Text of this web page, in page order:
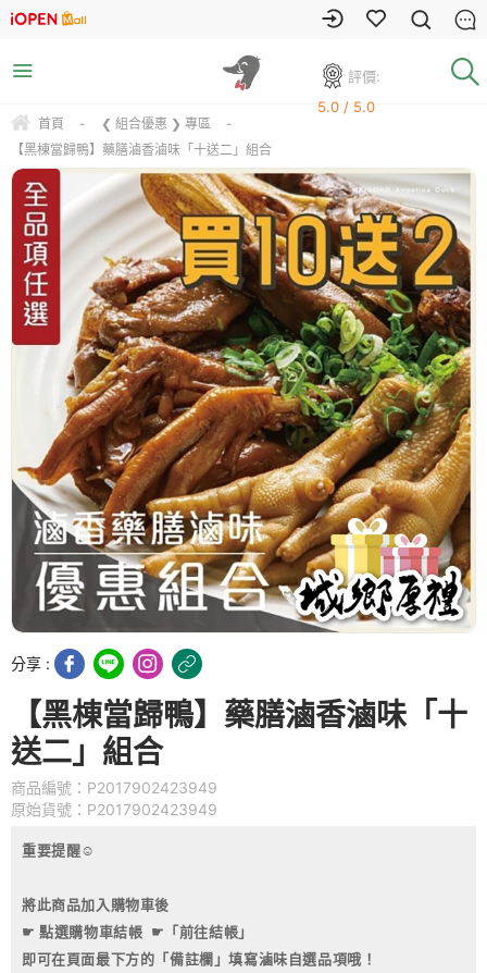
評價:
5.0 / 5.0
首頁 - ❮ 組合優惠 ❯ 專區
-
【黑棟當歸鴨】藥膳滷香滷味「十送二」組合
分享 :
【黑棟當歸鴨】藥膳滷香滷味「十
送二」組合
商品編號：P2017902423949
原始貨號：P2017902423949
重要提醒☺
將此商品加入購物車後
☛ 點選購物車結帳 ☛「前往結帳」
即可在頁面最下方的 「備註欄」填寫滷味自選品項哦！